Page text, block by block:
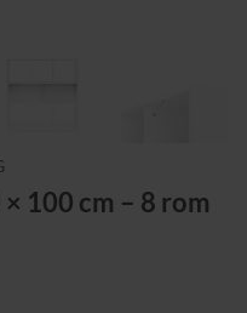
100 cm – 8 rom